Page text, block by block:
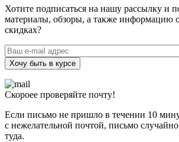
Хотите подписаться на нашу рассылку и
материалы, обзоры, а также информацию
скидках?
Хочу быть в курсе
Скороее проверяйте почту!
Если письмо не пришло в течении 10
с нежелательной почтой, письмо
туда.